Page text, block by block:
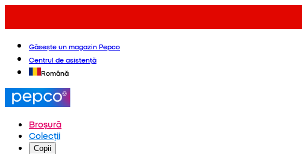
Găsește un magazin Pepco
Centrul de asistență
Română
Broșură
Colecții
Copii